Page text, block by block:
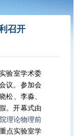
召开
验室学术委
议。 参加会
松、李淼、
。开幕式由
理论物理前
点实验室学